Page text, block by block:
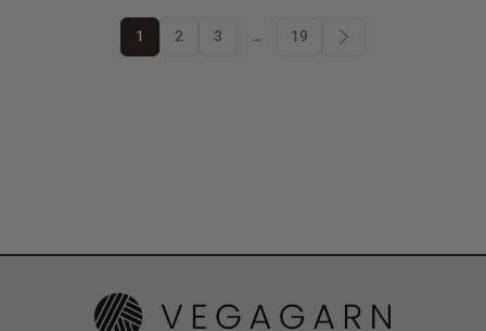
1 2 3 … 19